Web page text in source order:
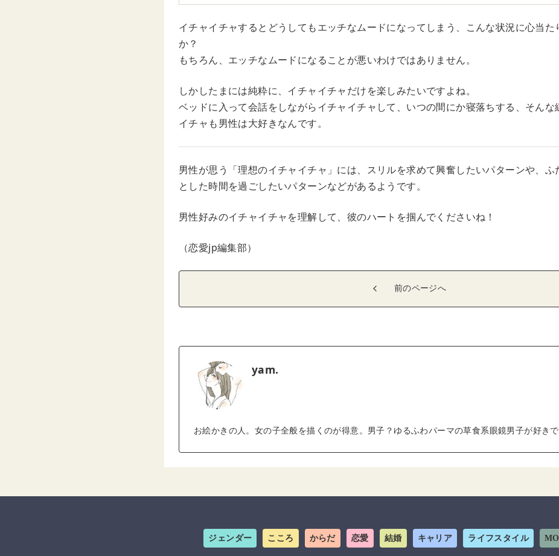
イチャイチャするとどうしてもエッチなムードになってしまう、こんな状況に心当た
か？
もちろん、エッチなムードになることが悪いわけではありません。
しかしたまには純粋に、イチャイチャだけを楽しみたいですよね。
ベッドに入って会話をしながらイチャイチャして、いつの間にか寝落ちする、そんな
イチャも男性は大好きなんです。
男性が思う「理想のイチャイチャ」には、スリルを求めて興奮したいパターンや、ふ
とした時間を過ごしたいパターンなどがあるようです。
男性好みのイチャイチャを理解して、彼のハートを掴んでくださいね！
（恋愛jp編集部）
前のページへ
yam.
お絵かきの人。女の子全般を描くのが得意。男子？ゆるふわパーマの草食系眼鏡男子が好きで
ジェンダー こころ からだ 恋愛 結婚 キャリア ライフスタイル